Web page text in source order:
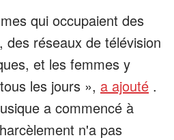
qui occupaient des
des réseaux de télévision
et les femmes y
les jours », a ajouté .
a commencé à
n'a pas